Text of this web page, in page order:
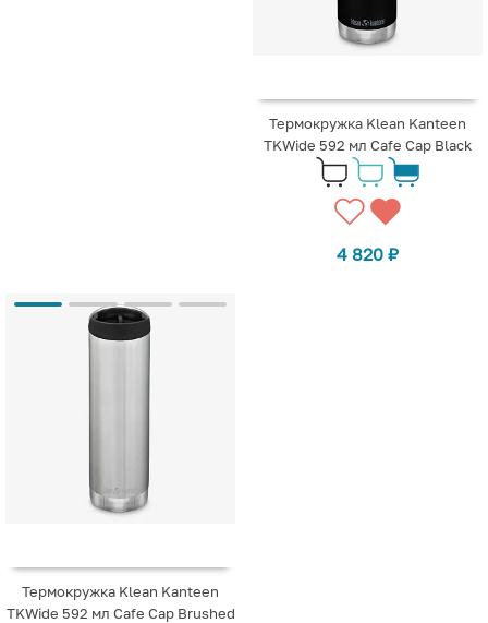
Термокружка Klean Kanteen
TKWide 592 мл Cafe Cap Black
4 820 ₽
Термокружка Klean Kanteen
TKWide 592 мл Cafe Cap Brushed